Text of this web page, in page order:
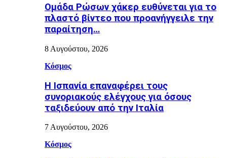
Ομάδα Ρώσων χάκερ ευθύνεται για το
πλαστό βίντεο που προανήγγειλε την
παραίτηση…
8 Αυγούστου, 2026
Κόσμος
H Ισπανία επαναφέρει τους
συνοριακούς ελέγχους για όσους
ταξιδεύουν από την Ιταλία
7 Αυγούστου, 2026
Κόσμος